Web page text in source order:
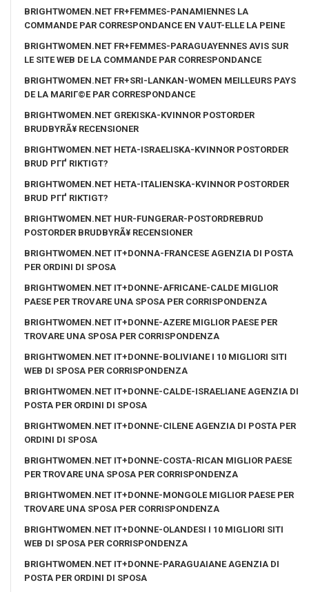
BRIGHTWOMEN.NET FR+FEMMES-PANAMIENNES LA
COMMANDE PAR CORRESPONDANCE EN VAUT-ELLE LA PEINE
BRIGHTWOMEN.NET FR+FEMMES-PARAGUAYENNES AVIS SUR
LE SITE WEB DE LA COMMANDE PAR CORRESPONDANCE
BRIGHTWOMEN.NET FR+SRI-LANKAN-WOMEN MEILLEURS PAYS
DE LA MARIГ©E PAR CORRESPONDANCE
BRIGHTWOMEN.NET GREKISKA-KVINNOR POSTORDER
BRUDBYRÃ¥ RECENSIONER
BRIGHTWOMEN.NET HETA-ISRAELISKA-KVINNOR POSTORDER
BRUD PГҐ RIKTIGT?
BRIGHTWOMEN.NET HETA-ITALIENSKA-KVINNOR POSTORDER
BRUD PГҐ RIKTIGT?
BRIGHTWOMEN.NET HUR-FUNGERAR-POSTORDREBRUD
POSTORDER BRUDBYRÃ¥ RECENSIONER
BRIGHTWOMEN.NET IT+DONNA-FRANCESE AGENZIA DI POSTA
PER ORDINI DI SPOSA
BRIGHTWOMEN.NET IT+DONNE-AFRICANE-CALDE MIGLIOR
PAESE PER TROVARE UNA SPOSA PER CORRISPONDENZA
BRIGHTWOMEN.NET IT+DONNE-AZERE MIGLIOR PAESE PER
TROVARE UNA SPOSA PER CORRISPONDENZA
BRIGHTWOMEN.NET IT+DONNE-BOLIVIANE I 10 MIGLIORI SITI
WEB DI SPOSA PER CORRISPONDENZA
BRIGHTWOMEN.NET IT+DONNE-CALDE-ISRAELIANE AGENZIA DI
POSTA PER ORDINI DI SPOSA
BRIGHTWOMEN.NET IT+DONNE-CILENE AGENZIA DI POSTA PER
ORDINI DI SPOSA
BRIGHTWOMEN.NET IT+DONNE-COSTA-RICAN MIGLIOR PAESE
PER TROVARE UNA SPOSA PER CORRISPONDENZA
BRIGHTWOMEN.NET IT+DONNE-MONGOLE MIGLIOR PAESE PER
TROVARE UNA SPOSA PER CORRISPONDENZA
BRIGHTWOMEN.NET IT+DONNE-OLANDESI I 10 MIGLIORI SITI
WEB DI SPOSA PER CORRISPONDENZA
BRIGHTWOMEN.NET IT+DONNE-PARAGUAIANE AGENZIA DI
POSTA PER ORDINI DI SPOSA